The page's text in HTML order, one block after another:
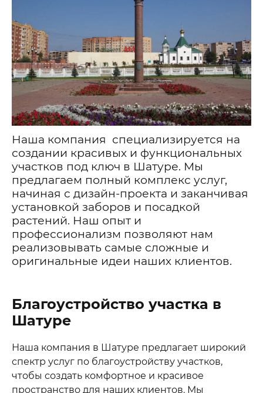
Наша компания специализируется на
создании красивых и функциональных
участков под ключ в Шатуре. Мы
предлагаем полный комплекс услуг,
начиная с дизайн-проекта и заканчивая
установкой заборов и посадкой
растений. Наш опыт и
профессионализм позволяют нам
реализовывать самые сложные и
оригинальные идеи наших клиентов.
Благоустройство участка в
Шатуре
Наша компания в Шатуре предлагает широкий
спектр услуг по благоустройству участков,
чтобы создать комфортное и красивое
пространство для наших клиентов. Мы